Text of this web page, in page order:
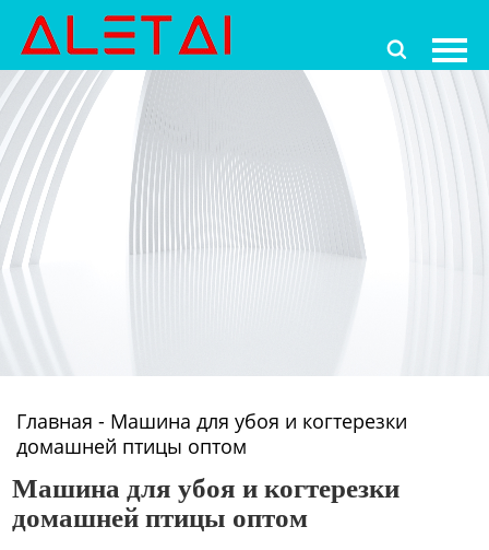

Главная
Продукция
Новости
О Hас
Контакты
Главная - Машина для убоя и когтерезки
домашней птицы оптом
Машина для убоя и когтерезки
домашней птицы оптом